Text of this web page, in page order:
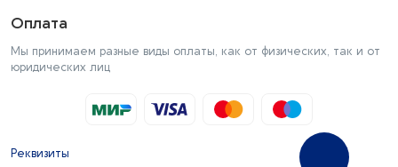
Оплата
Мы принимаем разные виды оплаты, как от физических, так и от
юридических лиц
Реквизиты